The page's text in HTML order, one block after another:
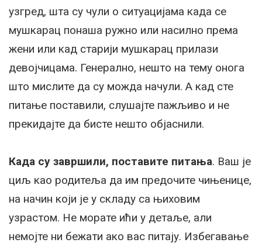
узгред, шта су чули о ситуацијама када се
мушкарац понаша ружно или насилно према
жени или кад старији мушкарац прилази
девојчицама. Генерално, нешто на тему онога
што мислите да су можда начули. А кад сте
питање поставили, слушајте пажљиво и не
прекидајте да бисте нешто објаснили.
Када су завршили, поставите питања. Ваш је
циљ као родитеља да им предочите чињенице,
на начин који је у складу са њиховим
узрастом. Не морате ићи у детаље, али
немојте ни бежати ако вас питају. Избегавање